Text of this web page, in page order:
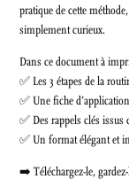
pratique de cette
simplement curieux.
Dans ce document à
✅ Les 3 étapes de la
✅ Une fiche
✅ Des rappels clés issus
✅ Un format élégant et
➡️ Téléchargez-le,